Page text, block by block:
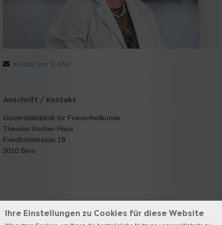
Kontakt per E-Mail
Anschrift / Kontakt
Universitätsklinik für Frauenheilkunde
Theodor-Kocher-Haus
Friedbühlstrasse 19
3010 Bern
Ihre Einstellungen zu Cookies für diese Website